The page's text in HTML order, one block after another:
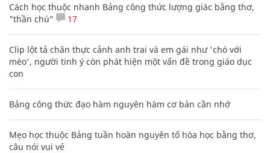
Cách học thuộc nhanh Bảng công thức lượng giác bằng thơ,
"thần chú"
17
Clip lột tả chân thực cảnh anh trai và em gái như 'chó với
mèo', người tinh ý còn phát hiện một vấn đề trong giáo dục
con
Bảng công thức đạo hàm nguyên hàm cơ bản cần nhớ
Mẹo học thuộc Bảng tuần hoàn nguyên tố hóa học bằng thơ,
câu nói vui vẻ